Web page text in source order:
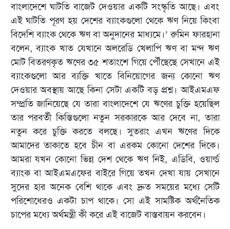
বাংলাদেশে ঘাটতি বাজেট দেওয়ার একটি সংস্কৃতি আছে। এবং
এই ঘাটতি পূরণ হয় দেশের ব্যাংকগুলো থেকে ঋণ নিয়ে কিংবা
বিদেশি ব্যাংক থেকে ঋণ বা অনুদানের মাধ্যমে।’ রুমিন ফারহানা
বলেন, ব্যাংক খাত যেখানে অলরেডি খেলাপি ঋণ বা মন্দ ঋণ
মোট বিতরণকৃত ঋণের ৩৫ শতাংশে গিয়ে পৌঁছেছে সেখানে এই
ব্যাংকগুলো আর ব্যক্তি খাতে বিনিয়োগের জন্য কোনো ঋণ
দেওয়ার অবস্থায় আছে কিনা সেটা একটি বড় প্রশ্ন। আইএমএফ
সম্প্রতি জানিয়েছে যে তারা বাংলাদেশে যে ঋণের চুক্তি হয়েছিল
তার পরবর্তী কিস্তিগুলো নতুন সরকারকে আর দেবে না, তারা
নতুন করে চুক্তি করতে বলছে। সুতরাং এখন ঋণের দিকে
আমাদের তাকাতে হবে চীন বা এরকম কোনো দেশের দিকে।
আমরা যখন কোনো ভিন্ন দেশ থেকে ঋণ নিই, এডিবি, ওয়ার্ল্ড
ব্যাংক বা আইএমএফের বাইরে গিয়ে তখন দেখা যায় সেখানে
সুদের হার অনেক বেশি থাকে এবং দ্রুত সময়ের মধ্যে সেটি
পরিশোধেরও একটা চাপ থাকে। সো এই সামষ্টিক অর্থনৈতিক
চাপের মধ্যে অর্থমন্ত্রী কী করে এই বাজেট বাস্তবায়ন করবেন।